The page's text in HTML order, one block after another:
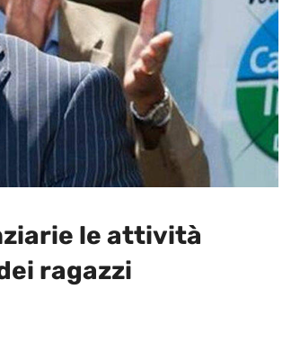
le attività
ragazzi